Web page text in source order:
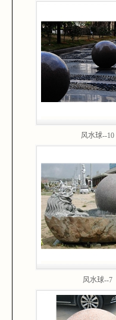
风水球--10
风水球--7